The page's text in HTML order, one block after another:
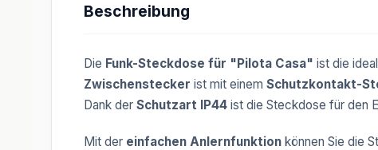
Beschreibung
Die Funk-Steckdose für "Pilota Casa" ist die
Zwischenstecker ist mit einem Schutzkontakt-
Dank der Schutzart IP44 ist die Steckdose für den
Mit der einfachen Anlernfunktion können Sie die